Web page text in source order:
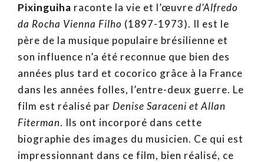
Pixinguiha raconte la vie et l’œuvre d’Alfredo
da Rocha Vienna Filho (1897-1973). Il est le
père de la musique populaire brésilienne et
son influence n’a été reconnue que bien des
années plus tard et cocorico grâce à la France
dans les années folles, l’entre-deux guerre. Le
film est réalisé par Denise Saraceni et Allan
Fiterman. Ils ont incorporé dans cette
biographie des images du musicien. Ce qui est
impressionnant dans ce film, bien réalisé, ce